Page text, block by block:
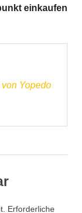
einkaufen
Yopedo
Erforderliche